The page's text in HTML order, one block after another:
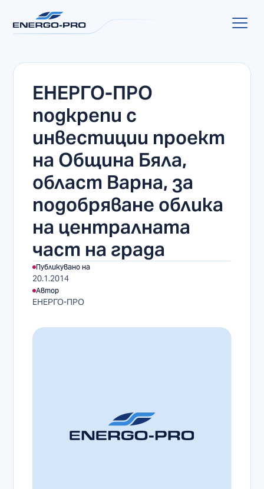
ЕНЕРГО-ПРО
подкрепи с
инвестиции проект
на Община Бяла,
област Варна, за
подобряване облика
на централната
част на града
Публикувано на
20.1.2014
Автор
ЕНЕРГО-ПРО